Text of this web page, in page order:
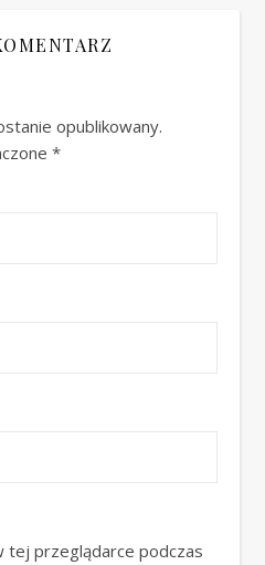
opublikowany.
*
tej przeglądarce podczas